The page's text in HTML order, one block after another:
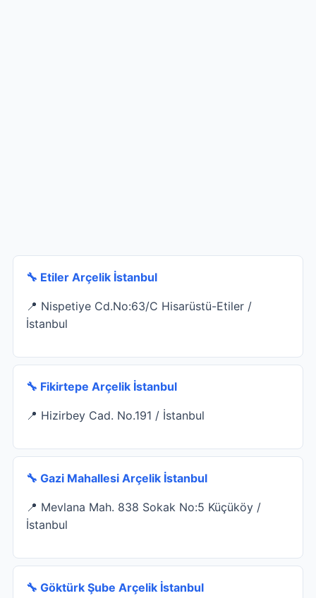
🔧 Etiler Arçelik İstanbul
📍 Nispetiye Cd.No:63/C Hisarüstü-Etiler /
İstanbul
🔧 Fikirtepe Arçelik İstanbul
📍 Hizirbey Cad. No.191 / İstanbul
🔧 Gazi Mahallesi Arçelik İstanbul
📍 Mevlana Mah. 838 Sokak No:5 Küçüköy /
İstanbul
🔧 Göktürk Şube Arçelik İstanbul